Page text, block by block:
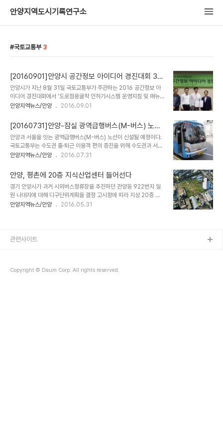
안양지역도시기록연구소
국토교통부 3
[20160901]안양시 공간정보 아이디어 경진대회 3년
연속 수상
안양시가 지난 8월 31일 국토교통부가 주관하는 2016 공간정보 아
이디어 경진대회에서 ‘도로점용굴착 인허가시스템 운영지침 및 매뉴
얼’로 장려상을 수상했다. 도로점용굴착 인허가시스템은 국토교통부
관마다 제각각이었던 지하시설물의 관리를 통합해 도로굴착 인허가
기간을 5일에서 1일로 단축하는 것은 물론 예산절감 효과도 가져오고
있다. 특히 안양시는 2014년 스마트폰을 활용한 방문민원 안내시스
템과 2015년 도로점용굴착 인허가시스템 활용 및 확산으로 대상을
받았으며, 시스템 확산에 대한 국가공간정보 발전 유공을 인정받아 국
안양지역뉴스/안양 2016.09.01
[20160731]안양-잠실 광역급행버스(M-버스) 노선
신설된다
안양과 서울을 잇는 광역급행버스(M-버스) 노선이 신설될 예정이다.
국토교통부는 수도권 출·퇴근 이용객 편의 증진을 위해 수도권과 서울
을 잇는 광역급행버스(M-버스) 5개 노선을 추가 신설하기 위해 사업
부터 5Km 이내에 위치한 4개 이내의 정류소에만 정차하고, 중간정
차 없이 운행하는 논스톱 개념의 급행 시내버스 (관할관청이 인정하는
경우 7.5km 이내 6개소에 정차 가능)를 말한다. 신설되는 광역급행
버스(M-버스) 노선은 안양(평촌)↔잠실역 구간, 인천(송도)↔여의
도, 인천(송도)↔잠실역, 오산↔사당역, 고양(덕이지구)↔공덕역
안양지역뉴스/안양 2016.07.31
안양, 평촌에 20층 지식산업센터 들어선다
경기 안양시가 과거 시외버스정류장을 추진하던 관양동 922번지 일
원 나대지에 대해 디구단위계획을 결정 고시함에 띠라 지상 20층 규
모의 지식산업센터가 들어설 예정으로 기존 창조경제융합센터와 더불
다. 이곳은 지난 1999년 당시 토지주였던 삼성물산이 이전하는 과정
토지를 매각하면서 지구단위계획을 새롭게 추진,..
안양지역뉴스/안양 2016.05.31
Copyright © Daum Corp. All rights reserved.
관련사이트